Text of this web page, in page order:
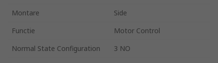
Montare
Side
Functie
Motor Control
Normal State Configuration
3 NO